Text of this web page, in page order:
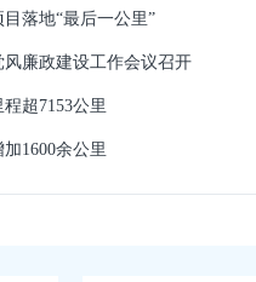
落地“最后一公里”
廉政建设工作会议召开
超7153公里
1600余公里